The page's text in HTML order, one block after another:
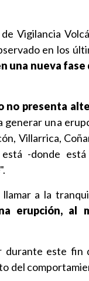
Vigilancia
en los
una nueva
no presenta
generar una
Villarrica,
-donde
a la
erupción, al
este fin
del